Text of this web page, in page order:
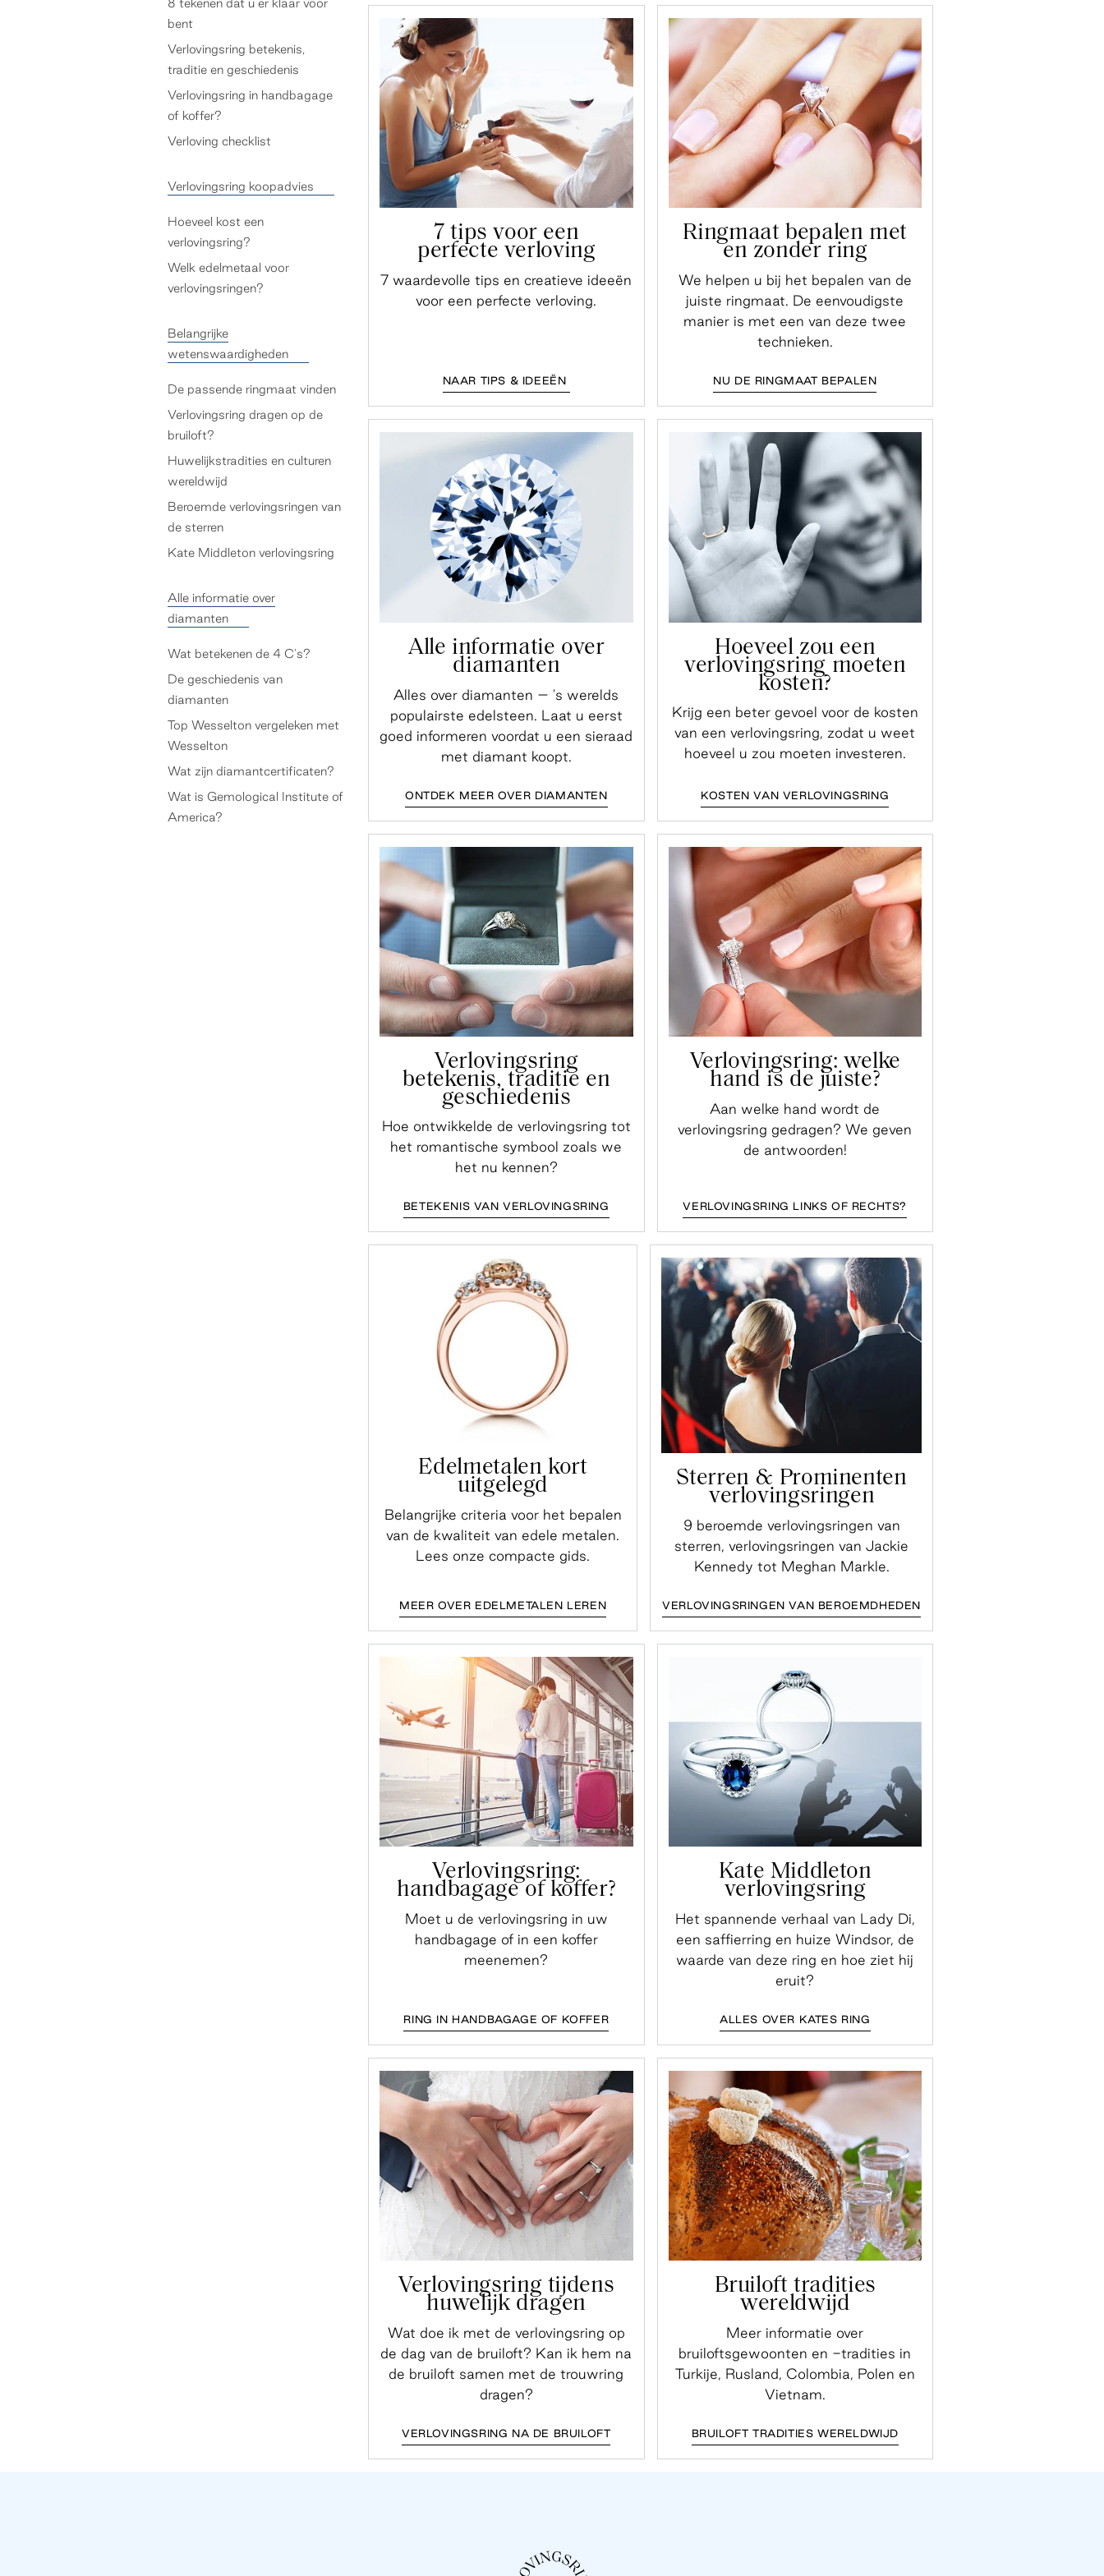
8 tekenen dat u er klaar voor
bent
Verlovingsring betekenis,
traditie en geschiedenis
Verlovingsring in handbagage
of koffer?
Verloving checklist
Verlovingsring koopadvies
Hoeveel kost een
verlovingsring?
Welk edelmetaal voor
verlovingsringen?
Belangrijke
wetenswaardigheden
De passende ringmaat vinden
Verlovingsring dragen op de
bruiloft?
Huwelijkstradities en culturen
wereldwijd
Beroemde verlovingsringen van
de sterren
Kate Middleton verlovingsring
Alle informatie over
diamanten
Wat betekenen de 4 C's?
De geschiedenis van
diamanten
Top Wesselton vergeleken met
Wesselton
Wat zijn diamantcertificaten?
Wat is Gemological Institute of
America?
7 tips voor een
perfecte verloving
7 waardevolle tips en creatieve ideeën
voor een perfecte verloving.
NAAR TIPS & IDEEËN
Ringmaat bepalen met
en zonder ring
We helpen u bij het bepalen van de
juiste ringmaat. De eenvoudigste
manier is met een van deze twee
technieken.
NU DE RINGMAAT BEPALEN
Alle informatie over
diamanten
Alles over diamanten – 's werelds
populairste edelsteen. Laat u eerst
goed informeren voordat u een sieraad
met diamant koopt.
ONTDEK MEER OVER DIAMANTEN
Hoeveel zou een
verlovingsring moeten
kosten?
Krijg een beter gevoel voor de kosten
van een verlovingsring, zodat u weet
hoeveel u zou moeten investeren.
KOSTEN VAN VERLOVINGSRING
Verlovingsring
betekenis, traditie en
geschiedenis
Hoe ontwikkelde de verlovingsring tot
het romantische symbool zoals we
het nu kennen?
BETEKENIS VAN VERLOVINGSRING
Verlovingsring: welke
hand is de juiste?
Aan welke hand wordt de
verlovingsring gedragen? We geven
de antwoorden!
VERLOVINGSRING LINKS OF RECHTS?
Edelmetalen kort
uitgelegd
Belangrijke criteria voor het bepalen
van de kwaliteit van edele metalen.
Lees onze compacte gids.
MEER OVER EDELMETALEN LEREN
Sterren & Prominenten
verlovingsringen
9 beroemde verlovingsringen van
sterren, verlovingsringen van Jackie
Kennedy tot Meghan Markle.
VERLOVINGSRINGEN VAN BEROEMDHEDEN
Verlovingsring:
handbagage of koffer?
Moet u de verlovingsring in uw
handbagage of in een koffer
meenemen?
RING IN HANDBAGAGE OF KOFFER
Kate Middleton
verlovingsring
Het spannende verhaal van Lady Di,
een saffierring en huize Windsor, de
waarde van deze ring en hoe ziet hij
eruit?
ALLES OVER KATES RING
Verlovingsring tijdens
huwelijk dragen
Wat doe ik met de verlovingsring op
de dag van de bruiloft? Kan ik hem na
de bruiloft samen met de trouwring
dragen?
VERLOVINGSRING NA DE BRUILOFT
Bruiloft tradities
wereldwijd
Meer informatie over
bruiloftsgewoonten en -tradities in
Turkije, Rusland, Colombia, Polen en
Vietnam.
BRUILOFT TRADITIES WERELDWIJD